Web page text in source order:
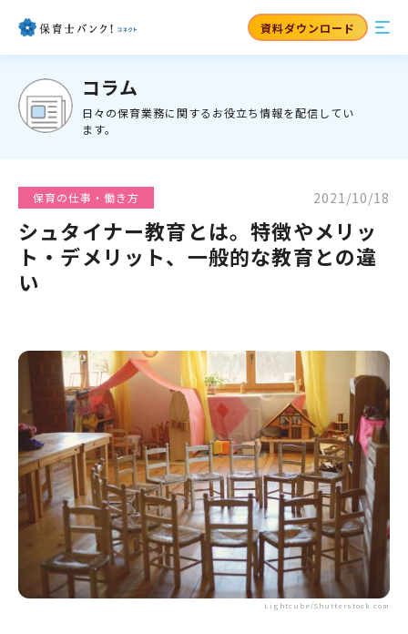
資料ダウンロード
コラム
日々の保育業務に関するお役立ち情報を配信してい
ます。
保育の仕事・働き方 2021/10/18
シュタイナー教育とは。特徴やメリッ
ト・デメリット、一般的な教育との違
い
Lightcube/Shutterstock.com